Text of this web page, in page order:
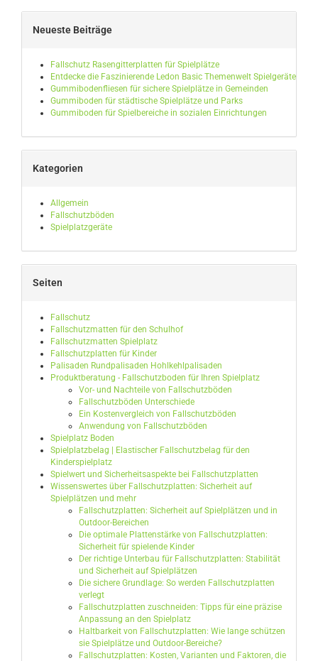
Neueste Beiträge
Fallschutz Rasengitterplatten für Spielplätze
Entdecke die Faszinierende Ledon Basic Themenwelt Spielgeräte
Gummibodenfliesen für sichere Spielplätze in Gemeinden
Gummiboden für städtische Spielplätze und Parks
Gummiboden für Spielbereiche in sozialen Einrichtungen
Kategorien
Allgemein
Fallschutzböden
Spielplatzgeräte
Seiten
Fallschutz
Fallschutzmatten für den Schulhof
Fallschutzmatten Spielplatz
Fallschutzplatten für Kinder
Palisaden Rundpalisaden Hohlkehlpalisaden
Produktberatung - Fallschutzboden für Ihren Spielplatz
Vor- und Nachteile von Fallschutzböden
Fallschutzböden Unterschiede
Ein Kostenvergleich von Fallschutzböden
Anwendung von Fallschutzböden
Spielplatz Boden
Spielplatzbelag | Elastischer Fallschutzbelag für den
Kinderspielplatz
Spielwert und Sicherheitsaspekte bei Fallschutzplatten
Wissenswertes über Fallschutzplatten: Sicherheit auf
Spielplätzen und mehr
Fallschutzplatten: Sicherheit auf Spielplätzen und in
Outdoor-Bereichen
Die optimale Plattenstärke von Fallschutzplatten:
Sicherheit für spielende Kinder
Der richtige Unterbau für Fallschutzplatten: Stabilität
und Sicherheit auf Spielplätzen
Die sichere Grundlage: So werden Fallschutzplatten
verlegt
Fallschutzplatten zuschneiden: Tipps für eine präzise
Anpassung an den Spielplatz
Haltbarkeit von Fallschutzplatten: Wie lange schützen
sie Spielplätze und Outdoor-Bereiche?
Fallschutzplatten: Kosten, Varianten und Faktoren, die